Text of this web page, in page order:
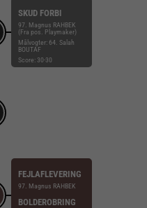
SKUD FORBI
97. Magnus RAHBEK
(Fra pos. Playmaker)
Målvogter: 64. Salah
BOUTAF
Score: 30-30
FEJLAFLEVERING
97. Magnus RAHBEK
BOLDEROBRING